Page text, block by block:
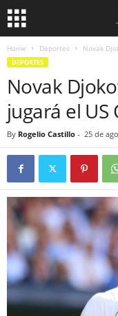
Home Deportes Novak
DEPORTES
Novak
jugará el US
By Rogelio Castillo - 25 de